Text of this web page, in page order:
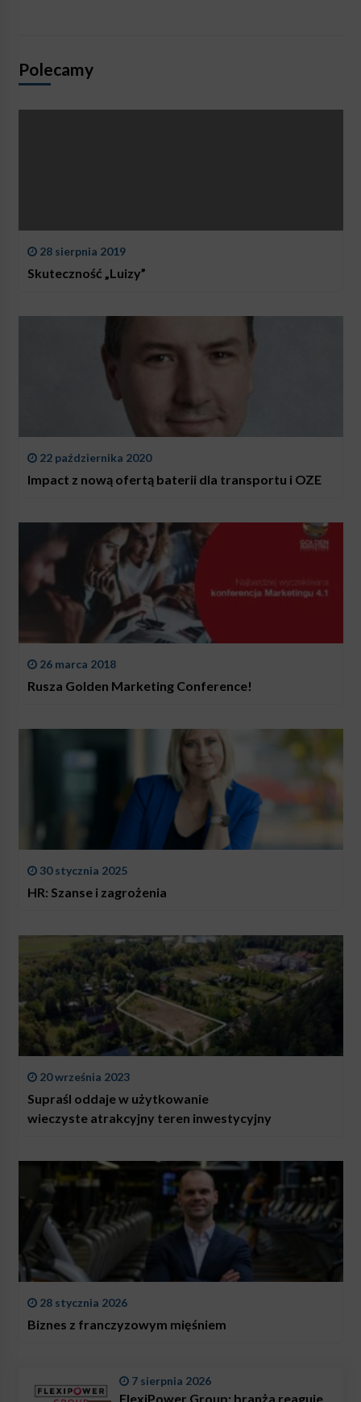
Polecamy
28 sierpnia 2019
Skuteczność „Luizy”
22 października 2020
Impact z nową ofertą baterii dla transportu i OZE
26 marca 2018
Rusza Golden Marketing Conference!
30 stycznia 2025
HR: Szanse i zagrożenia
20 września 2023
Supraśl oddaje w użytkowanie
wieczyste atrakcyjny teren inwestycyjny
28 stycznia 2026
Biznes z franczyzowym mięśniem
7 sierpnia 2026
FlexiPower Group: branża reaguje